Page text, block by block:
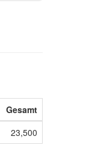
Gesamt
23,500